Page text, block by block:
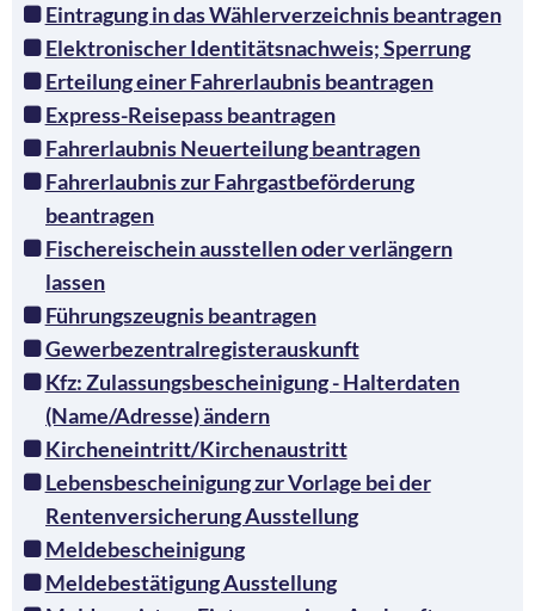
Eintragung in das Wählerverzeichnis beantragen
Elektronischer Identitätsnachweis; Sperrung
Erteilung einer Fahrerlaubnis beantragen
Express-Reisepass beantragen
Fahrerlaubnis Neuerteilung beantragen
Fahrerlaubnis zur Fahrgastbeförderung
beantragen
Fischereischein ausstellen oder verlängern
lassen
Führungszeugnis beantragen
Gewerbezentralregisterauskunft
Kfz: Zulassungsbescheinigung - Halterdaten
(Name/Adresse) ändern
Kircheneintritt/Kirchenaustritt
Lebensbescheinigung zur Vorlage bei der
Rentenversicherung Ausstellung
Meldebescheinigung
Meldebestätigung Ausstellung